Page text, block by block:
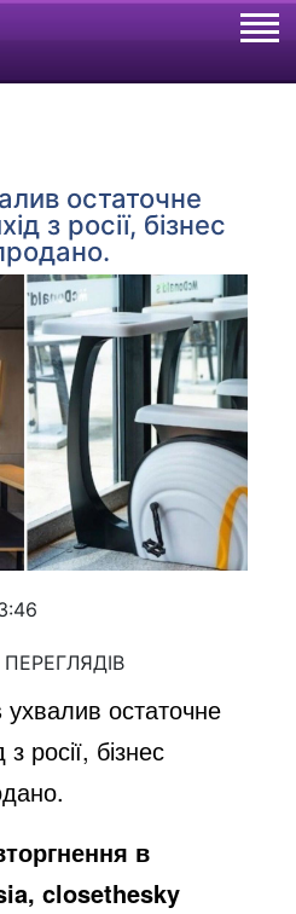
остаточне
з росії, бізнес
ПЕРЕГЛЯДІВ
остаточне
росії, бізнес
в
closethesky